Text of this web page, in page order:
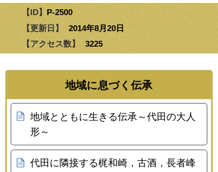
【ID】
P-2500
【更新日】
2014年8月20日
【アクセス数】
3225
地域に息づく伝承
地域とともに生きる伝承～代田の大人
形～
代田に隣接する梶和崎，古酒，長者峰